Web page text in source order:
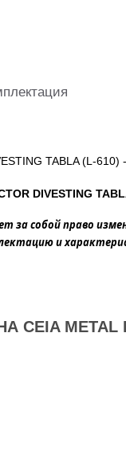
TABLA (L-
DIVESTING
за собой право
и
METAL